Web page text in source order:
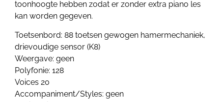
toonhoogte hebben zodat er zonder extra piano les
kan worden gegeven.
Toetsenbord: 88 toetsen gewogen hamermechaniek,
drievoudige sensor (K8)
Weergave: geen
Polyfonie: 128
Voices 20
Accompaniment/Styles: geen